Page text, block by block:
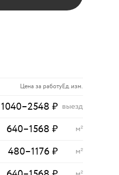
Цена за работуЕд. изм.
1040–2548 ₽ выезд
640–1568 ₽ м²
480–1176₽ м²